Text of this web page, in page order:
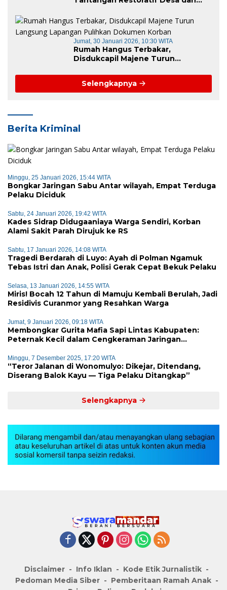
Jumat, 30 Januari 2026, 10:30 WITA
Rumah Hangus Terbakar,
Disdukcapil Majene Turun
Dokumen Korban
Selengkapnya
Berita Kriminal
Minggu, 25 Januari 2026, 15:44 WITA
Bongkar Jaringan Sabu Antar wilayah, Empat Terduga
Pelaku Diciduk
Sabtu, 24 Januari 2026, 19:42 WITA
Kades Sidrap Didugaaniaya Warga Sendiri, Korban
Alami Sakit Parah Dirujuk ke RS
Sabtu, 17 Januari 2026, 14:08 WITA
Tragedi Berdarah di Luyo: Ayah di Polman Ngamuk
Tebas Istri dan Anak, Polisi Gerak Cepat Bekuk Pelaku
Selasa, 13 Januari 2026, 14:55 WITA
Miris! Bocah 12 Tahun di Mamuju Kembali Berulah, Jadi
Residivis Curanmor yang Resahkan Warga
Jumat, 9 Januari 2026, 09:18 WITA
Membongkar Gurita Mafia Sapi Lintas Kabupaten:
Peternak Kecil dalam Cengkeraman Jaringan
Minggu, 7 Desember 2025, 17:20 WITA
“Teror Jalanan di Wonomulyo: Dikejar, Ditendang,
Diserang Balok Kayu — Tiga Pelaku Ditangkap”
Selengkapnya
Disclaimer Info Iklan
Kode Etik Jurnalistik
Pedoman Media Siber
Pemberitaan Ramah Anak